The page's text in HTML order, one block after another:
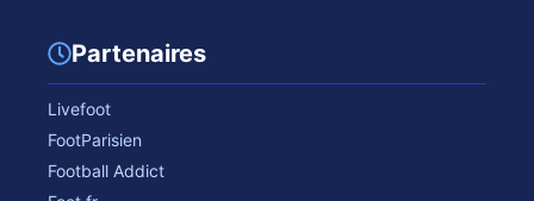
Partenaires
Livefoot
FootParisien
Football Addict